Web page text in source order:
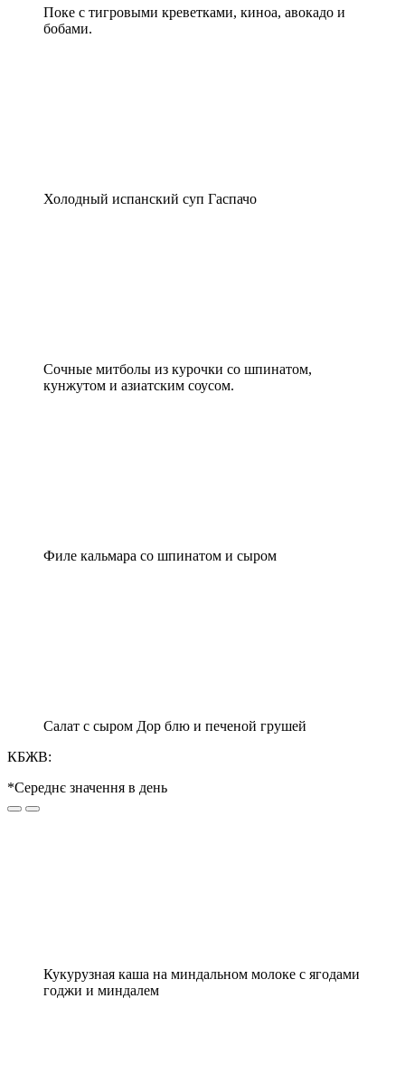
Поке с тигровыми креветками, киноа, авокадо и
бобами.
Холодный испанский суп Гаспачо
Сочные митболы из курочки со шпинатом,
кунжутом и азиатским соусом.
Филе кальмара со шпинатом и сыром
Салат с сыром Дор блю и печеной грушей
КБЖВ:
*Середнє значення в день
Кукурузная каша на миндальном молоке с ягодами
годжи и миндалем